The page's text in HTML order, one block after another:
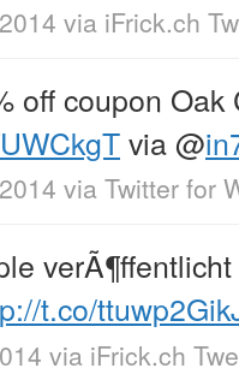
via iFrick.ch
off coupon
via@
via Twitter for
t.co/
via iFrick.ch